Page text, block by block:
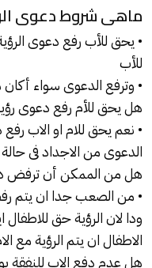
ماهى شروط دعوى
• يحق للأب رفع دعوى
للأب
• وترفع الدعوى سواء
هل يحق للأم رفع دعوى
• نعم يحق للام او الاب
الدعوى من الاجداد فى
هل من الممكن أن ترفض
• من الصعب جدا ان يتم
ودا لان الرؤية حق
الاطفال ان يتم الرؤية مع
هل عدم دفع الاب للنفقة